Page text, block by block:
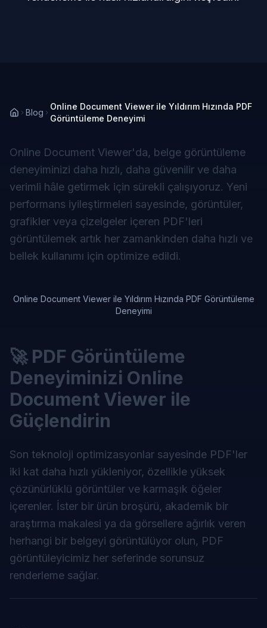
Blog
Online Document Viewer ile Yıldırım Hızında PDF
Görüntüleme Deneyimi
Online Document Viewer'da, belge görüntüleme
deneyiminizi daha hızlı, daha güvenilir ve daha
verimli hâle getirmek için sürekli çalışıyoruz. Yeni
performans iyileştirmeleri sayesinde, görüntüler,
grafikler veya çizelgeler içeren PDF'leri
görüntülemek artık her zamankinden daha hızlı ve
bellek kullanımı için optimize edildi.
Online Document Viewer ile Yıldırım Hızında PDF Görüntüleme
Deneyimi
🚀 PDF Görüntüleme
Deneyiminizi Online
Document Viewer ile
Güçlendirin
Son teknoloji optimizasyonlar sayesinde PDF'ler
iki kat daha hızlı yükleniyor, özellikle yüksek
çözünürlüklü görüntüler ve karmaşık öğeler
içerenler. İster bir ürün broşürü, akademik bir
araştırma makalesi ya da görsellere ağırlık veren
herhangi bir belgeyi görüntülüyor olun, PDF
görüntüleyicimiz her seferinde sorunsuz
renderleme sağlar.